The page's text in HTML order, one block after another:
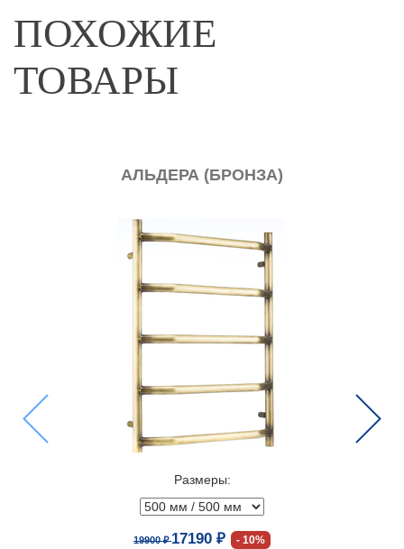
ПОХОЖИЕ
ТОВАРЫ
АЛЬДЕРА (БРОНЗА)
Размеры:
19900 ₽17190 ₽ 10%